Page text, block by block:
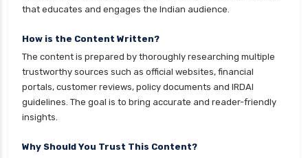
personal loan eligibility kotak
personal loan eligibility shriram
personal loan eligibility tata capital
personal loan eligibility yes bank
personal loan for ca
personal loan for doctors
that educates and engages the Indian audience.
How is the Content Written?
The content is prepared by thoroughly researching multiple
trustworthy sources such as official websites, financial
portals, customer reviews, policy documents and IRDAI
guidelines. The goal is to bring accurate and reader-friendly
insights.
Why Should You Trust This Content?